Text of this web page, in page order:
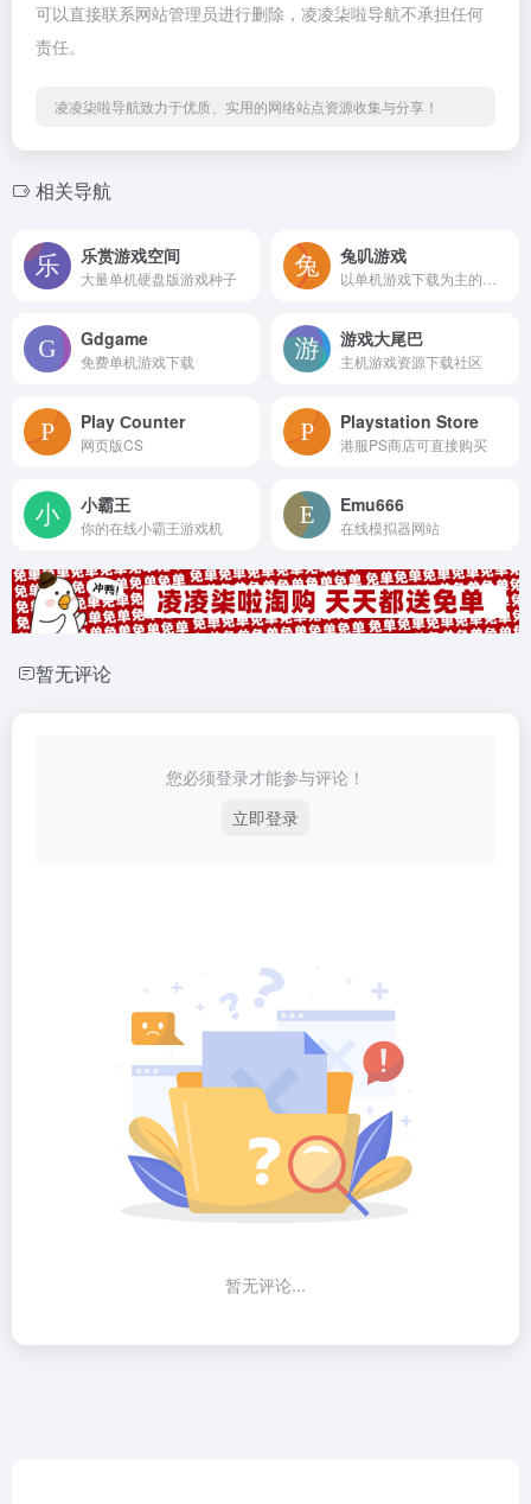
可以直接联系网站管理员进行删除，凌凌柒啦导航不承担任何
责任。
凌凌柒啦导航致力于优质、实用的网络站点资源收集与分享！
相关导航
乐赏游戏空间
大量单机硬盘版游戏种子
兔叽游戏
Gdgame
免费单机游戏下载
游戏大尾巴
主机游戏资源下载社区
Play Сounter
网页版CS
Playstation Store
港服PS商店可直接购买
小霸王
你的在线小霸王游戏机
Emu666
在线模拟器网站
暂无评论
您必须登录才能参与评论！
立即登录
暂无评论...